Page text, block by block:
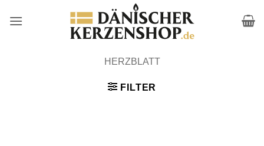
Inhalt
HERZBLATT
FILTER